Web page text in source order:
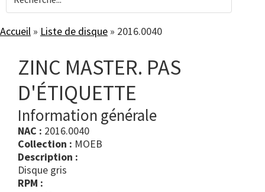
Accueil » Liste de disque » 2016.0040
ZINC MASTER. PAS
D'ÉTIQUETTE
Information générale
NAC : 2016.0040
Collection : MOEB
Description :
Disque gris
RPM :